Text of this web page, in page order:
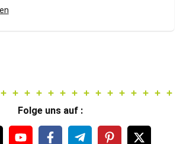
Folge uns auf :